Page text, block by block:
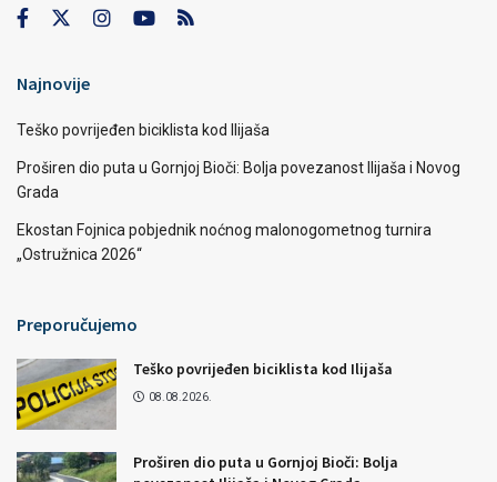
Najnovije
Teško povrijeđen biciklista kod Ilijaša
Proširen dio puta u Gornjoj Bioči: Bolja povezanost Ilijaša i Novog
Grada
Ekostan Fojnica pobjednik noćnog malonogometnog turnira
„Ostružnica 2026“
Preporučujemo
Teško povrijeđen biciklista kod Ilijaša
08.08.2026.
Proširen dio puta u Gornjoj Bioči: Bolja